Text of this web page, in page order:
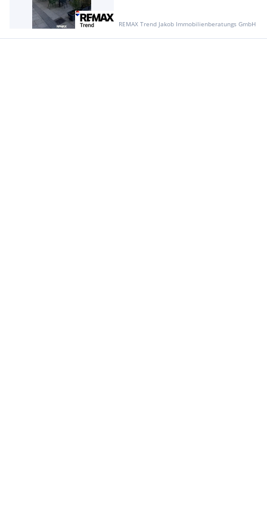
REMAX Trend Jakob Immobilienberatungs GmbH